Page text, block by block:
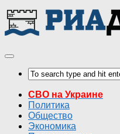
СВО на Украине
Политика
Общество
Экономика